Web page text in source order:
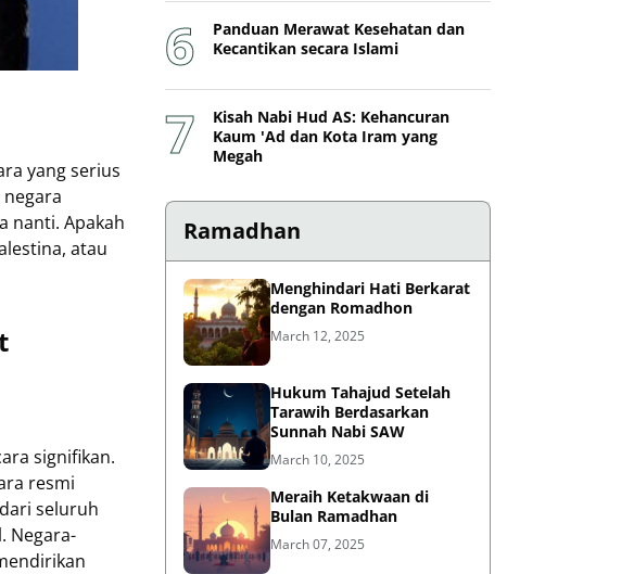
yang serius
nanti. Apakah
atau
signifikan.
resmi
seluruh
Negara-
Panduan Merawat Kesehatan dan
Kecantikan secara Islami
Kisah Nabi Hud AS: Kehancuran
Kaum 'Ad dan Kota Iram yang
Megah
Ramadhan
Menghindari Hati Berkarat
dengan Romadhon
March 12, 2025
Hukum Tahajud Setelah
Tarawih Berdasarkan
Sunnah Nabi SAW
March 10, 2025
Meraih Ketakwaan di
Bulan Ramadhan
March 07, 2025